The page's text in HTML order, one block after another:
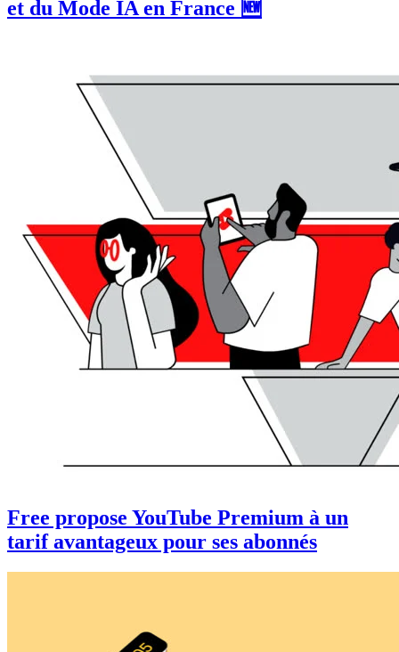
et du Mode IA en France 🆕
Free propose YouTube Premium à un
tarif avantageux pour ses abonnés